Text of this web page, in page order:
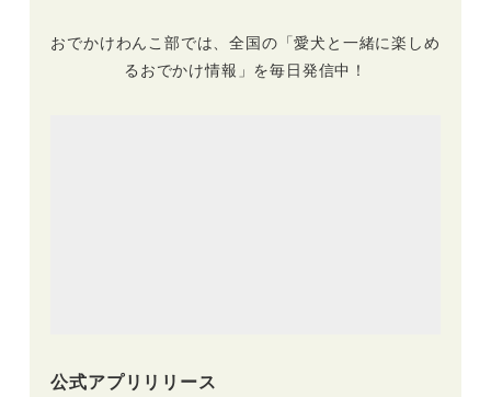
プレミアム伊豆～グ
ラスマレライミュー
おでかけわんこ部では、全国の「愛犬と一緒に楽しめ
るおでかけ情報」を毎日発信中！
公式アプリリリース